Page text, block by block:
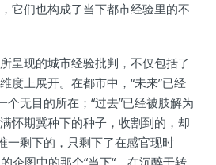
它们也构成了当下都市经验里的不
呈现的城市经验批判，不仅包括了
度上展开。在都市中，“未来”已经
个无目的所在；“过去”已经被肢解为
期冀种下的种子，收割到的，却
一剩下的，只剩下了在感官现时
企图中的那个“当下“，在沉醉于转